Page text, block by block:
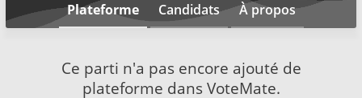
Plateforme Candidats À propos
Ce parti n'a pas encore ajouté de
plateforme dans VoteMate.